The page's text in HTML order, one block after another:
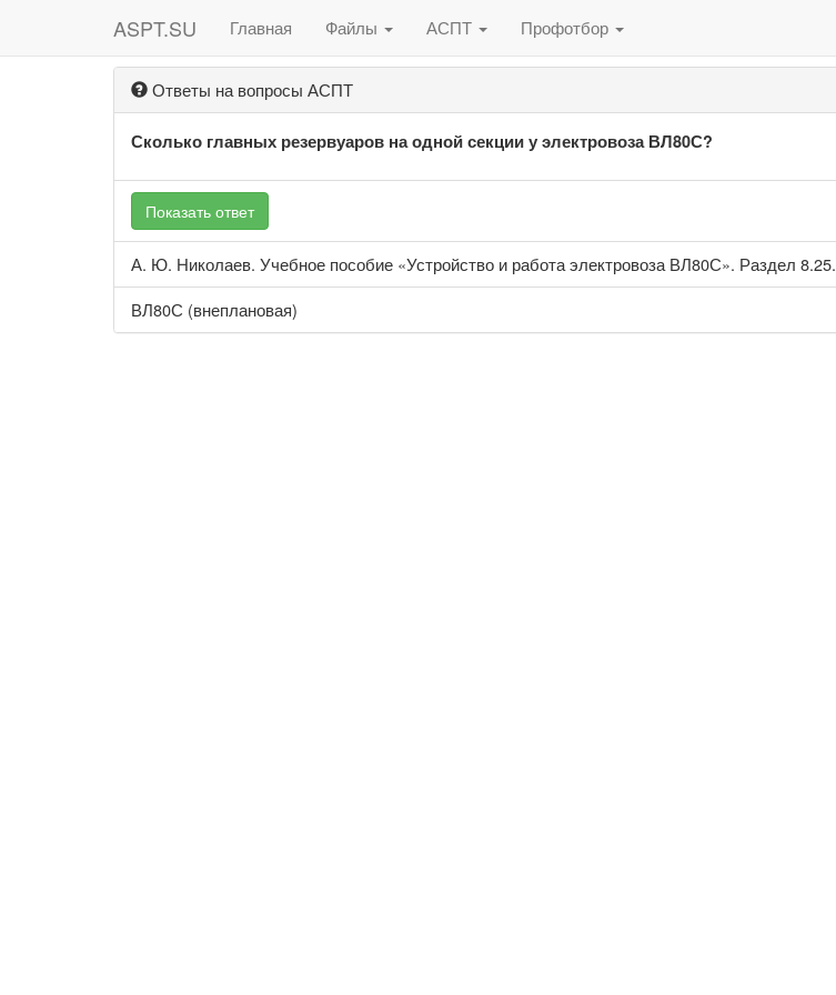
ASPT.SU Главная Файлы АСПТ Профотбор
Ответы на вопросы АСПТ
Сколько главных резервуаров на одной секции у электровоза ВЛ80С?
Показать ответ
А. Ю. Николаев. Учебное пособие «Устройство и работа электровоза ВЛ80С». Раздел 8.25.
ВЛ80С (внеплановая)